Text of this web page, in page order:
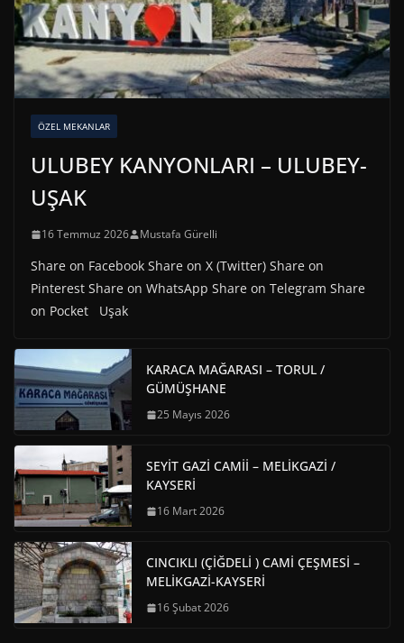
ÖZEL MEKANLAR
ULUBEY KANYONLARI – ULUBEY-
UŞAK
16 Temmuz 2026 Mustafa Gürelli
Share on Facebook Share on X (Twitter) Share on
Pinterest Share on WhatsApp Share on Telegram Share
on Pocket Uşak
KARACA MAĞARASI – TORUL /
GÜMÜŞHANE
25 Mayıs 2026
SEYİT GAZİ CAMİİ – MELİKGAZİ /
KAYSERİ
16 Mart 2026
CINCIKLI (ÇİĞDELİ ) CAMİ ÇEŞMESİ –
MELİKGAZİ-KAYSERİ
16 Şubat 2026